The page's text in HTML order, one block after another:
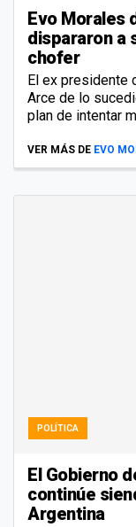
Evo Morales
dispararon a
chofer
El ex presidente
Arce de lo
plan de intentar
VER MÁS DE EVO
POLÍTICA
El Gobierno
continúe
Argentina